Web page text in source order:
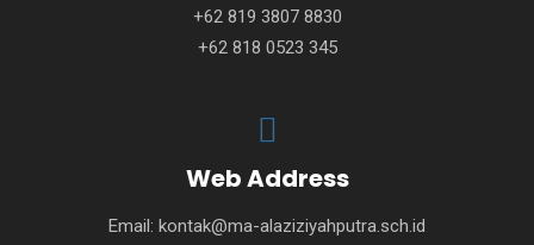
+62 819 3807 8830
+62 818 0523 345
Web Address
Email: kontak@ma-alaziziyahputra.sch.id